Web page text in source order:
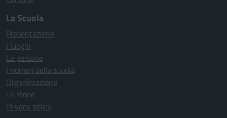
La Scuola
Presentazione
I luoghi
Le persone
I numeri della scuola
Organizzazione
La storia
Privacy policy